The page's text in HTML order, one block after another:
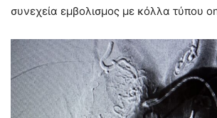
συνεχεία εμβολισμος με κόλλα τύπου